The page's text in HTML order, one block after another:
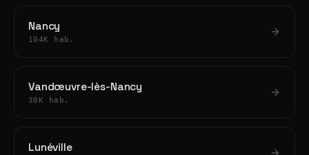
Nancy
104K hab.
Vandœuvre-lès-Nancy
30K hab.
Lunéville